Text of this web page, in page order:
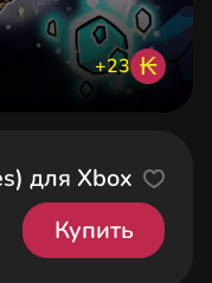
+23 ₭
для Xbox
Купить